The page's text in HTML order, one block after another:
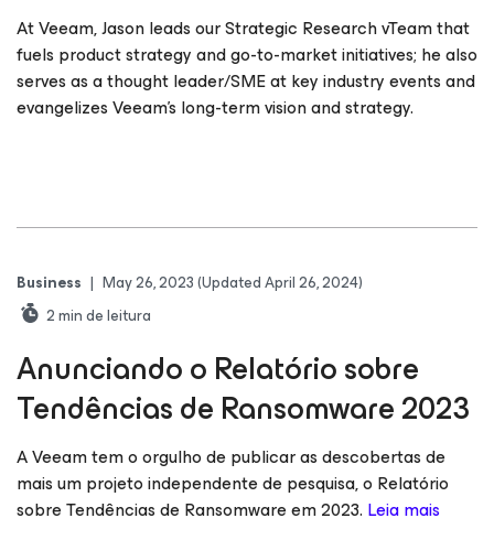
At Veeam, Jason leads our Strategic Research vTeam that
fuels product strategy and go-to-market initiatives; he also
serves as a thought leader/SME at key industry events and
evangelizes Veeam’s long-term vision and strategy.
Business | May 26, 2023(Updated April 26, 2024)
2min de leitura
Anunciando o Relatório sobre
Tendências de Ransomware 2023
A Veeam tem o orgulho de publicar as descobertas de
mais um projeto independente de pesquisa, o Relatório
sobre Tendências de Ransomware em 2023. Leia mais